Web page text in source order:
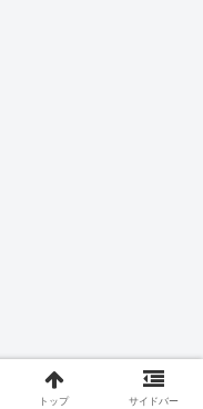
トップ サイドバー